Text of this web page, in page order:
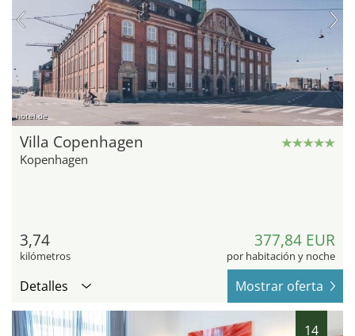
hotel.de
Villa Copenhagen
Kopenhagen
3,74
kilómetros
377,84 EUR
por habitación y noche
Detalles Mostrar oferta
14